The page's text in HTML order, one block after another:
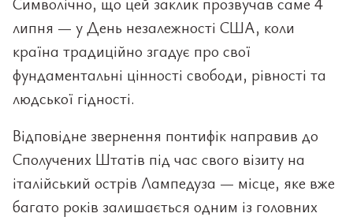
липня — у День незалежності США, коли
країна традиційно згадує про свої
фундаментальні цінності свободи, рівності та
людської гідності.
Відповідне звернення понтифік направив до
Сполучених Штатів під час свого візиту на
італійський острів Лампедуза — місце, яке вже
багато років залишається одним із головних